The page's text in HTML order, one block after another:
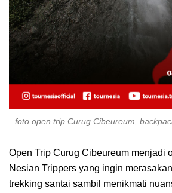
foto open trip Curug Cibeureum,
Open Trip Curug Cibeureum menjadi
Nesian Trippers yang ingin
trekking santai sambil menikmati